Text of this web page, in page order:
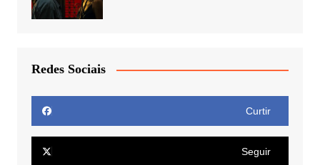
Redes Sociais
Curtir
Seguir